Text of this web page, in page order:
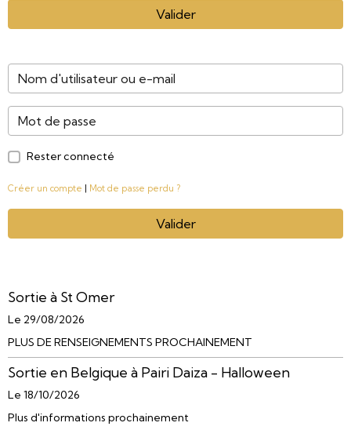
Valider
Rester connecté
Créer un compte Mot de passe perdu ?
Valider
Sortie à St Omer
Le 29/08/2026
PLUS DE RENSEIGNEMENTS PROCHAINEMENT
Sortie en Belgique à Pairi Daiza - Halloween
Le 18/10/2026
Plus d'informations prochainement